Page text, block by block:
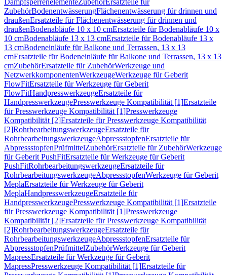
DampfsperrenelementeZubehörErsatzteile für
ZubehörBodenentwässerungFlächenentwässerung für drinnen und
draußenErsatzteile für Flächenentwässerung für drinnen und
draußenBodenabläufe 10 x 10 cmErsatzteile für Bodenabläufe 10 x
10 cmBodenabläufe 13 x 13 cmErsatzteile für Bodenabläufe 13 x
13 cmBodeneinläufe für Balkone und Terrassen, 13 x 13
cmErsatzteile für Bodeneinläufe für Balkone und Terrassen, 13 x 13
cmZubehörErsatzteile für ZubehörWerkzeuge und
NetzwerkkomponentenWerkzeugeWerkzeuge für Geberit
FlowFitErsatzteile für Werkzeuge für Geberit
FlowFitHandpresswerkzeugeErsatzteile für
HandpresswerkzeugePresswerkzeuge Kompatibilität [1]Ersatzteile
für Presswerkzeuge Kompatibilität [1]Presswerkzeuge
Kompatibilität [2]Ersatzteile für Presswerkzeuge Kompatibilität
[2]RohrbearbeitungswerkzeugeErsatzteile für
RohrbearbeitungswerkzeugeAbpressstopfenErsatzteile für
AbpressstopfenPrüfmittelZubehörErsatzteile für ZubehörWerkzeuge
für Geberit PushFitErsatzteile für Werkzeuge für Geberit
PushFitRohrbearbeitungswerkzeugeErsatzteile für
RohrbearbeitungswerkzeugeAbpressstopfenWerkzeuge für Geberit
MeplaErsatzteile für Werkzeuge für Geberit
MeplaHandpresswerkzeugeErsatzteile für
HandpresswerkzeugePresswerkzeuge Kompatibilität [1]Ersatzteile
für Presswerkzeuge Kompatibilität [1]Presswerkzeuge
Kompatibilität [2]Ersatzteile für Presswerkzeuge Kompatibilität
[2]RohrbearbeitungswerkzeugeErsatzteile für
RohrbearbeitungswerkzeugeAbpressstopfenErsatzteile für
AbpressstopfenPrüfmittelZubehörWerkzeuge für Geberit
MapressErsatzteile für Werkzeuge für Geberit
MapressPresswerkzeuge Kompatibilität [1]Ersatzteile für